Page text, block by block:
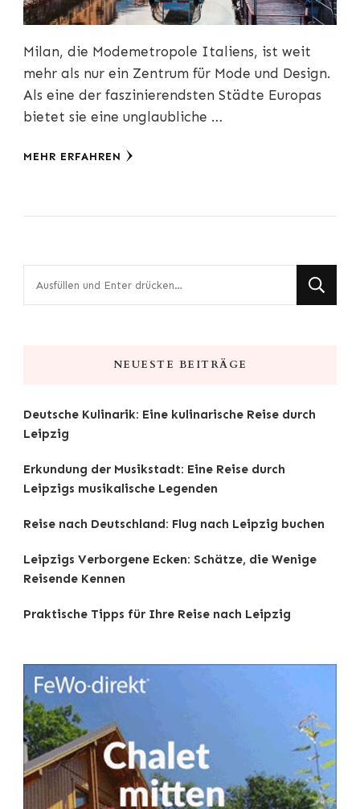
Milan, die Modemetropole Italiens, ist weit
mehr als nur ein Zentrum für Mode und Design.
Als eine der faszinierendsten Städte Europas
bietet sie eine unglaubliche …
MEHR ERFAHREN
NEUESTE BEITRÄGE
Deutsche Kulinarik: Eine kulinarische Reise durch
Leipzig
Erkundung der Musikstadt: Eine Reise durch
Leipzigs musikalische Legenden
Reise nach Deutschland: Flug nach Leipzig buchen
Leipzigs Verborgene Ecken: Schätze, die Wenige
Reisende Kennen
Praktische Tipps für Ihre Reise nach Leipzig